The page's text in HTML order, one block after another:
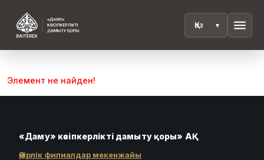
menu
Элемент не найден!
«Даму» кәсіпкерлікті дамыту қоры» АҚ
Өңірлік филиалдар мекенжайы